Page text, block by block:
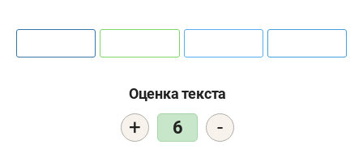
Оценка текста
+ 6 -